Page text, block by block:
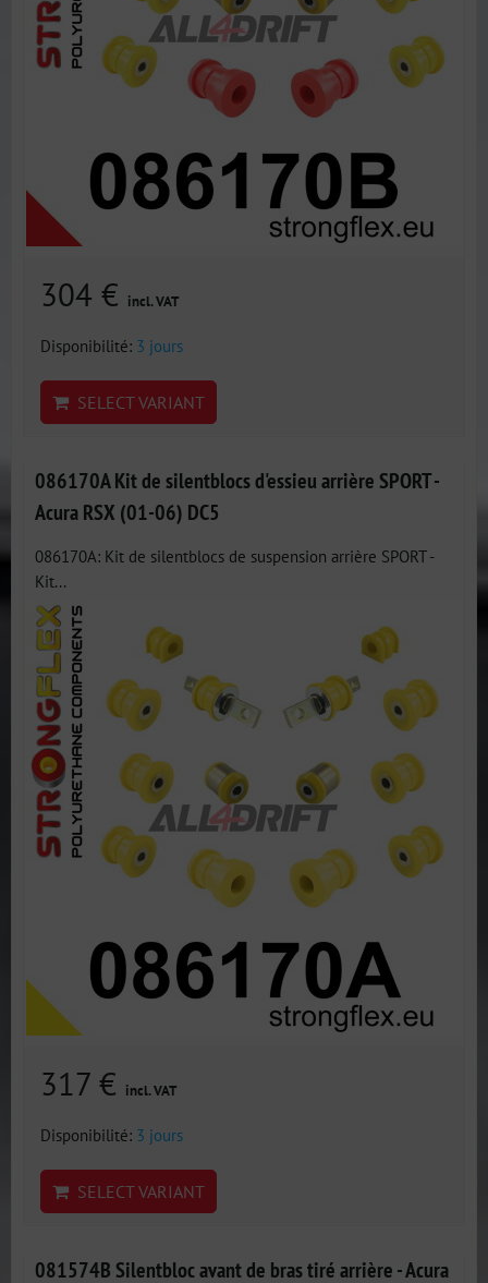
304 € incl. VAT
Disponibilité: 3 jours
SELECT VARIANT
086170A Kit de silentblocs d'essieu arrière SPORT -
Acura RSX (01-06) DC5
086170A: Kit de silentblocs de suspension arrière SPORT -
Kit...
317 € incl. VAT
Disponibilité: 3 jours
SELECT VARIANT
081574B Silentbloc avant de bras tiré arrière - Acura